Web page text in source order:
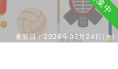
更新日： 2026年03月24日(火)